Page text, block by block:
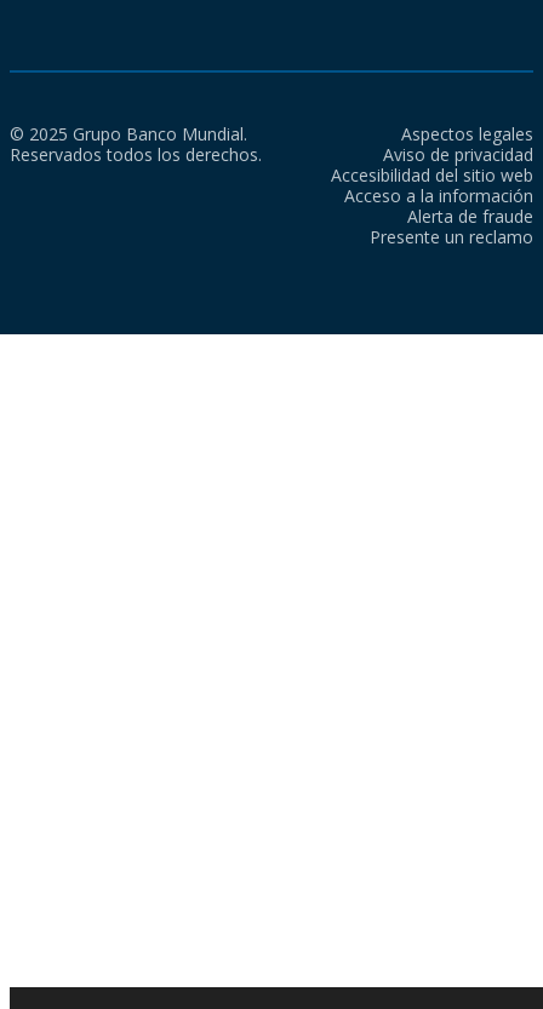
© 2025 Grupo Banco Mundial.
Reservados todos los derechos.
Aspectos legales
Aviso de privacidad
Accesibilidad del sitio web
Acceso a la información
Alerta de fraude
Presente un reclamo